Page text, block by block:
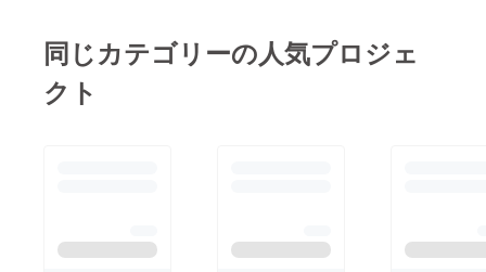
で終わり作業効率がぐ
が育つように、日々奮
きました支援金で購入
させて頂きました。
本当にありがとうござ
同じカテゴリーの人気プロジェ
クト